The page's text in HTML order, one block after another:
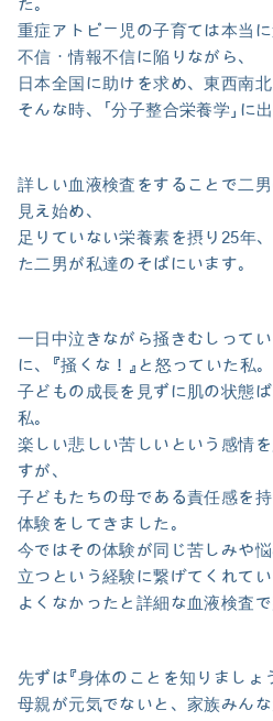
た。
重症アトピー児の子育ては本当
不信・情報不信に陥りながら、
日本全国に助けを求め、東西南
そんな時、「分子整合栄養学」に
詳しい血液検査をすることで二
見え始め、
足りていない栄養素を摂り25年
た二男が私達のそばにいます。
一日中泣きながら掻きむしって
に、『掻くな！』と怒っていた私。
子どもの成長を見ずに肌の状態
私。
楽しい悲しい苦しいという感情
すが、
子どもたちの母である責任感を
体験をしてきました。
今ではその体験が同じ苦しみや
立つという経験に繋げてくれて
よくなかったと詳細な血液検査で
先ずは『身体のことを知りましょう
母親が元気でないと、家族みん